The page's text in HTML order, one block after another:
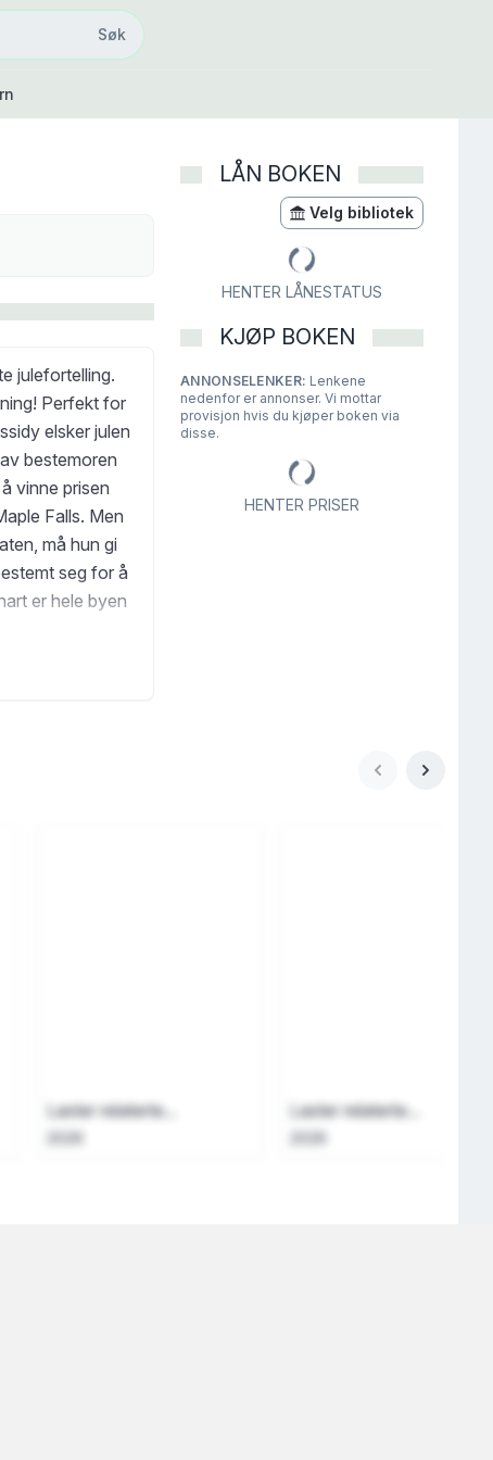
Søk
Søk
julefortelling.
Perfekt for
elsker julen
bestemoren
vinne prisen
Falls. Men
må hun gi
seg for å
er hele byen
alt, og
LÅN BOKEN
Velg bibliotek
HENTER LÅNESTATUS
KJØP BOKEN
ANNONSELENKER: Lenkene
nedenfor er annonser. Vi mottar
provisjon hvis du kjøper boken via
disse.
HENTER PRISER
Laster relaterte...
2026
Laster relaterte...
2026